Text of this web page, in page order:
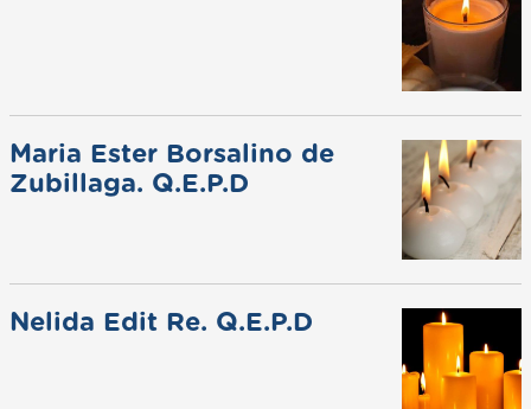
Maria Ester Borsalino de
Zubillaga. Q.E.P.D
Nelida Edit Re. Q.E.P.D